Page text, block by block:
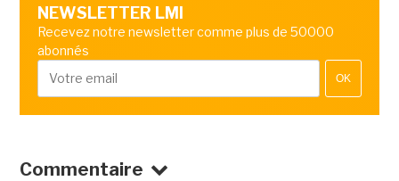
NEWSLETTER LMI
Recevez notre newsletter comme plus de 50000
abonnés
OK
Commentaire